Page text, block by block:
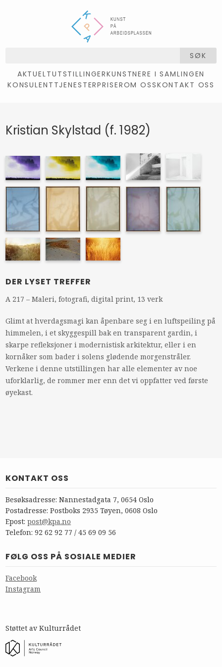
SØK
AKTUELTUTSTILLINGERKUNSTNERE I SAMLINGEN
KONSULENTTJENESTERPRISEROM OSSKONTAKT OSS
Kristian Skylstad (f. 1982)
DER LYSET TREFFER
A 217 – Maleri, fotografi, digital print, 13 verk
Glimt at hverdagsmagi kan åpenbare seg i en luftspeiling på
himmelen, i et skyggespill bak en transparent gardin, i
skarpe refleksjoner i modernistisk arkitektur, eller i en
kornåker som bader i solens glødende morgenstråler.
Verkene i denne utstillingen har alle elementer av noe
uforklarlig, de rommer mer enn det vi oppfatter ved første
øyekast.
KONTAKT OSS
Besøksadresse: Nannestadgata 7, 0654 Oslo
Postadresse: Postboks 2935 Tøyen, 0608 Oslo
Epost:post@kpa.no
Telefon: 92 62 92 77 / 45 69 09 56
FØLG OSS PÅ SOSIALE MEDIER
Facebook
Instagram
Støttet av Kulturrådet